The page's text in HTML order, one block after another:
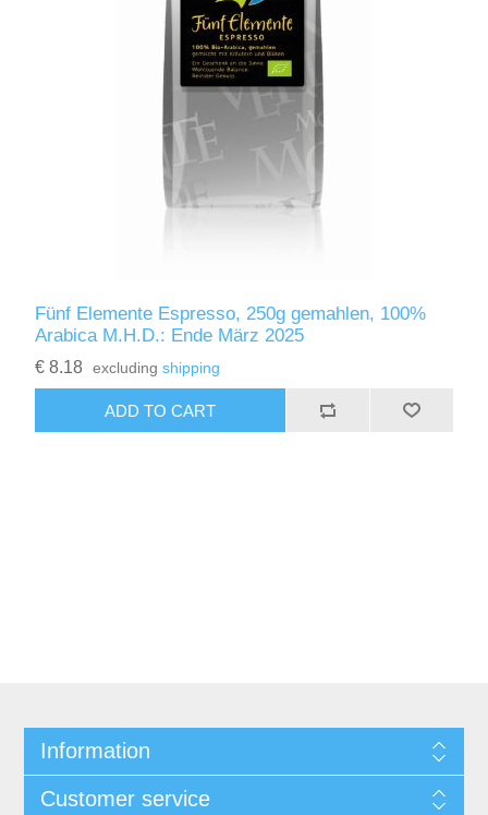
Fünf Elemente Espresso, 250g gemahlen, 100%
Arabica M.H.D.: Ende März 2025
€ 8.18 excludingshipping
ADD TO CART
Information
Customer service